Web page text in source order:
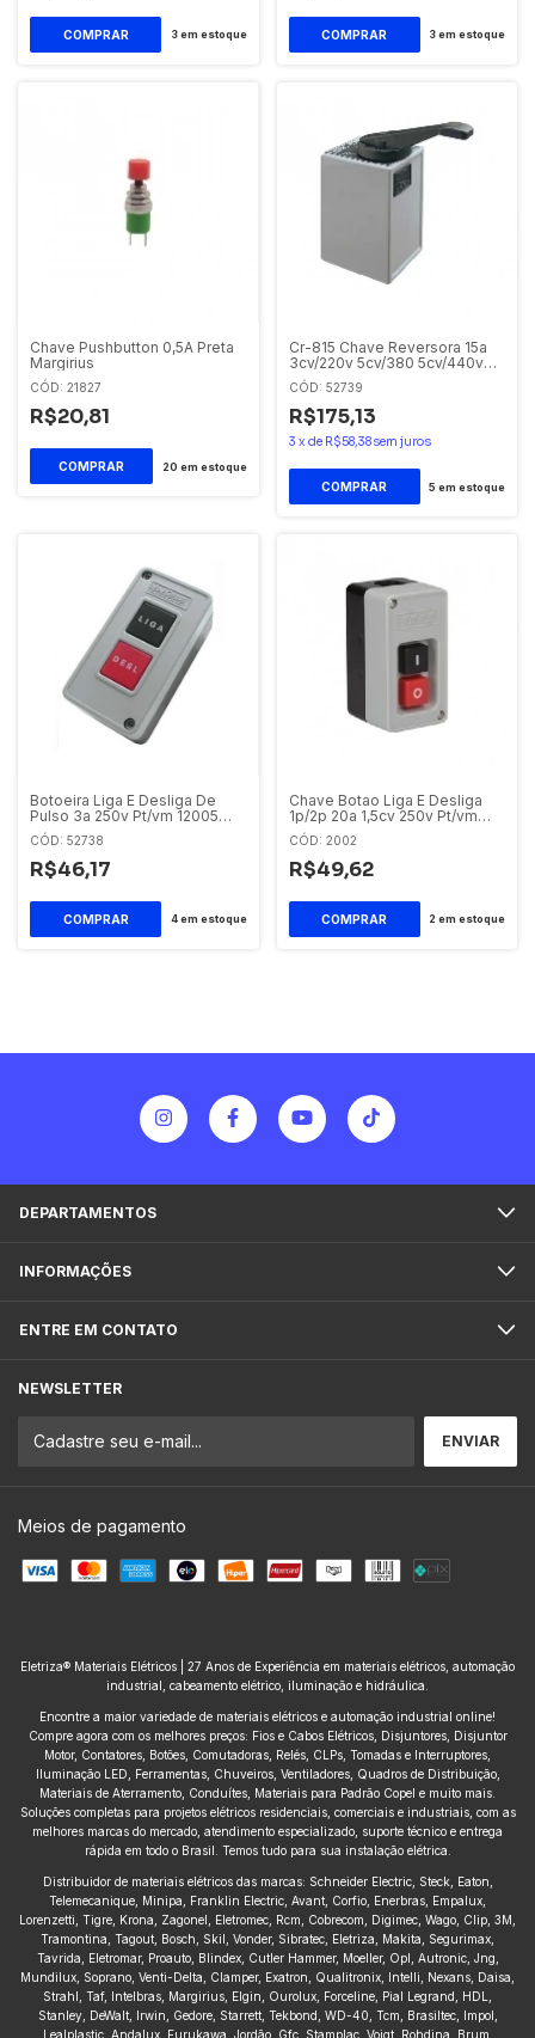
3em estoque 3em estoque
Chave Pushbutton 0,5A Preta
Margirius
CÓD: 21827
R$20,81
20 em estoque
Cr-815 Chave Reversora 15a
3cv/220v 5cv/380 5cv/440v
Trifasico Margirius
CÓD: 52739
R$175,13
3 x de R$58,38sem juros
5 em estoque
Botoeira Liga E Desliga De
Pulso 3a 250v Pt/vm 12005
Margirius
CÓD: 52738
R$46,17
4em estoque
Chave Botao Liga E Desliga
1p/2p 20a 1,5cv 250v Pt/vm
Cs-102ms C1a1fems Margirius
CÓD: 2002
R$49,62
2 em estoque
DEPARTAMENTOS
INFORMAÇÕES
ENTRE EM CONTATO
NEWSLETTER
Meios de pagamento
Eletriza® Materiais Elétricos | 27 Anos de Experiência em materiais elétricos, automação
industrial, cabeamento elétrico, iluminação e hidráulica.
Encontre a maior variedade de materiais elétricos e automação industrial online!
Compre agora com os melhores preços: Fios e Cabos Elétricos, Disjuntores, Disjuntor
Motor, Contatores, Botões, Comutadoras, Relés, CLPs, Tomadas e Interruptores,
Iluminação LED, Ferramentas, Chuveiros, Ventiladores, Quadros de Distribuição,
Materiais de Aterramento, Conduítes, Materiais para Padrão Copel e muito mais.
Soluções completas para projetos elétricos residenciais, comerciais e industriais, com as
melhores marcas do mercado, atendimento especializado, suporte técnico e entrega
rápida em todo o Brasil. Temos tudo para sua instalação elétrica.
Distribuidor de materiais elétricos das marcas: Schneider Electric, Steck, Eaton,
Telemecanique, Minipa, Franklin Electric, Avant, Corfio, Enerbras, Empalux,
Lorenzetti, Tigre, Krona, Zagonel, Eletromec, Rcm, Cobrecom, Digimec, Wago, Clip, 3M,
Tramontina, Tagout, Bosch, Skil, Vonder, Sibratec, Eletriza, Makita, Segurimax,
Tavrida, Eletromar, Proauto, Blindex, Cutler Hammer, Moeller, Opl, Autronic, Jng,
Mundilux, Soprano, Venti-Delta, Clamper, Exatron, Qualitronix, Intelli, Nexans, Daisa,
Strahl, Taf, Intelbras, Margirius, Elgin, Ourolux, Forceline, Pial Legrand, HDL,
Stanley, DeWalt, Irwin, Gedore, Starrett, Tekbond, WD-40, Tcm, Brasiltec, Impol,
Lealplastic, Andalux, Furukawa, Jordão, Gfc, Stamplac, Voigt, Rohdina, Brum,